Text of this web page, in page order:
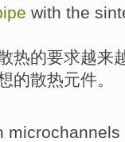
with the
热的要求越来
的散热元件。
microchannels